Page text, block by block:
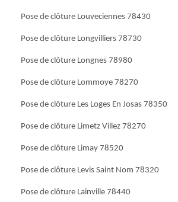
Pose de clôture Louveciennes 78430
Pose de clôture Longvilliers 78730
Pose de clôture Longnes 78980
Pose de clôture Lommoye 78270
Pose de clôture Les Loges En Josas 78350
Pose de clôture Limetz Villez 78270
Pose de clôture Limay 78520
Pose de clôture Levis Saint Nom 78320
Pose de clôture Lainville 78440